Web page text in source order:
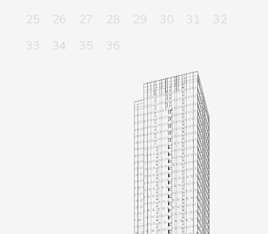
QUARTIER
ÉQUIPE
25
26 27 28 29 30 31
32
33
34 35 36